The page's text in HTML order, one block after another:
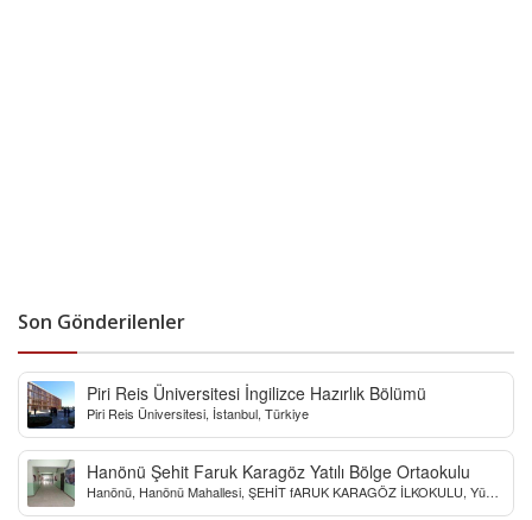
Son Gönderilenler
Piri Reis Üniversitesi İngilizce Hazırlık Bölümü
Piri Reis Üniversitesi, İstanbul, Türkiye
Hanönü Şehit Faruk Karagöz Yatılı Bölge Ortaokulu
Hanönü, Hanönü Mahallesi, ŞEHİT fARUK KARAGÖZ İLKOKULU, Yücel